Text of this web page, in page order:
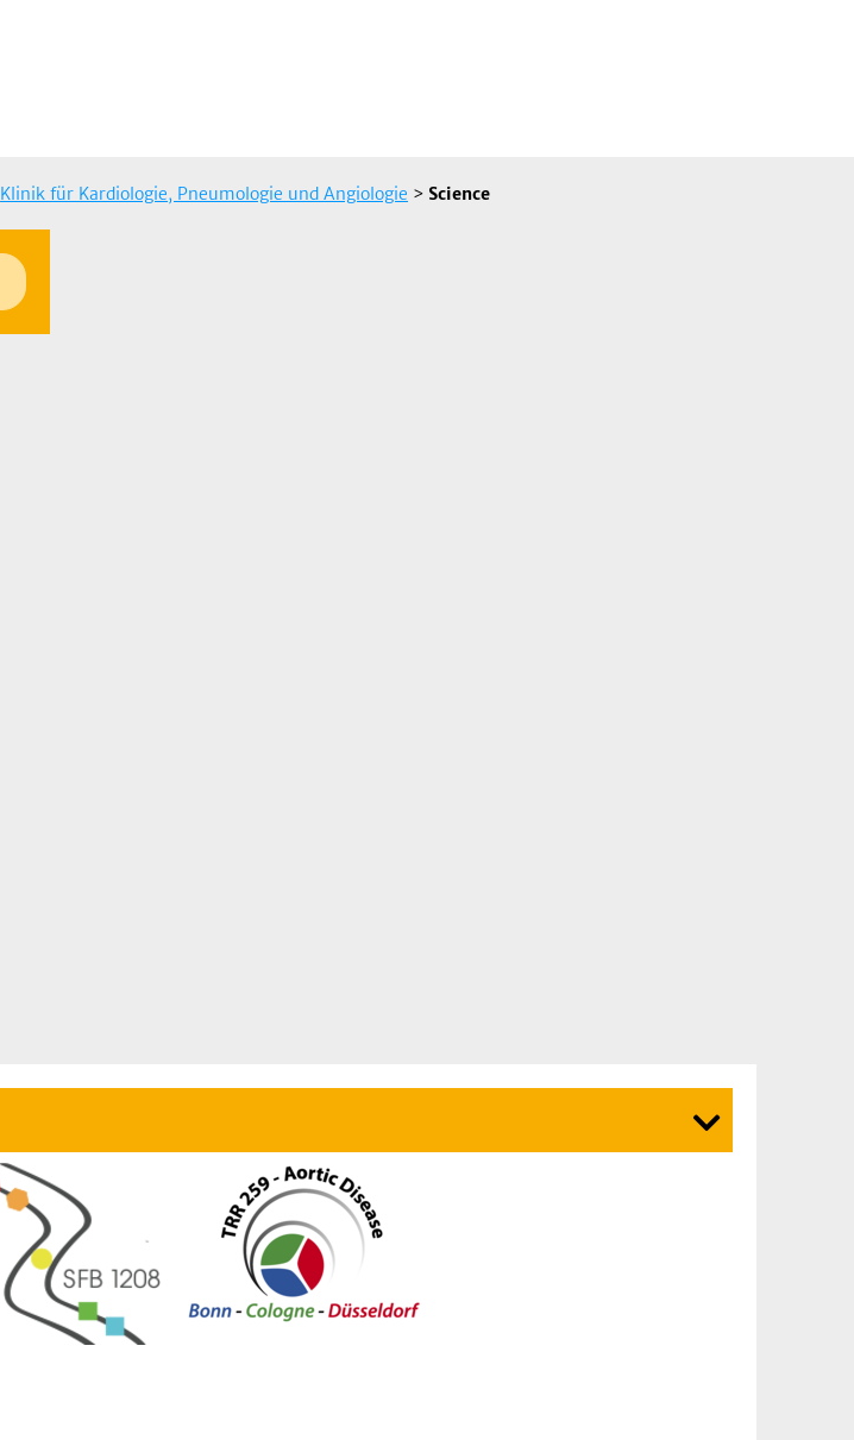
Klinik für Kardiologie, Pneumologie und Angiologie > Science